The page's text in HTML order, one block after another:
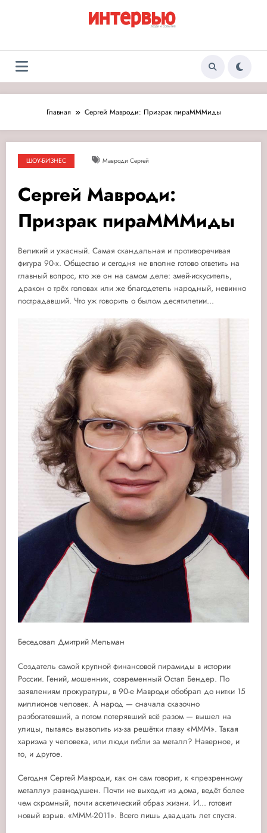
Журнал «Интервью:
Люди и события»
Люди и события
Главная Сергей Мавроди: Призрак пираМММиды
ШОУ-БИЗНЕС Мавроди Сергей
Сергей Мавроди:
Призрак пираМММиды
Великий и ужасный. Самая скандальная и противоречивая
фигура 90-х. Общество и сегодня не вполне готово ответить на
главный вопрос, кто же он на самом деле: змей-искуситель,
дракон о трёх головах или же благодетель народный, невинно
пострадавший. Что уж говорить о былом десятилетии...
Беседовал Дмитрий Мельман
Создатель самой крупной финансовой пирамиды в истории
России. Гений, мошенник, современный Остап Бендер. По
заявлениям прокуратуры, в 90-е Мавроди обобрал до нитки 15
миллионов человек. А народ — сначала сказочно
разбогатевший, а потом потерявший всё разом — вышел на
улицы, пытаясь вызволить из-за решётки главу «МММ». Такая
харизма у человека, или люди гибли за металл? Наверное, и
то, и другое.
Сегодня Сергей Мавроди, как он сам говорит, к «презренному
металлу» равнодушен. Почти не выходит из дома, ведёт более
чем скромный, почти аскетический образ жизни. И... готовит
новый взрыв. «МММ-2011». Всего лишь двадцать лет спустя.